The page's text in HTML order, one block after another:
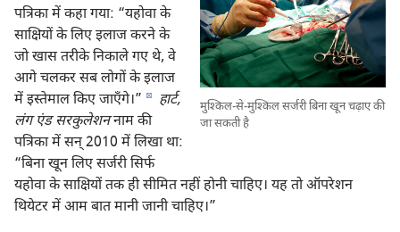
मुश्‍किल-से-मुश्‍किल सर्जरी बिना खून चढ़ाए की
जा सकती है
पत्रिका में कहा गया: “यहोवा के
साक्षियों के लिए इलाज करने के
जो खास तरीके निकाले गए थे, वे
आगे चलकर सब लोगों के इलाज
में इस्तेमाल किए जाएँगे।” d हार्ट,
लंग एंड सरकुलेशननाम की
पत्रिका में सन्‌ 2010 में लिखा था:
“बिना खून लिए सर्जरी सिर्फ
यहोवा के साक्षियों तक ही सीमित नहीं होनी चाहिए। यह तो ऑपरेशन
थियेटर में आम बात मानी जानी चाहिए।”